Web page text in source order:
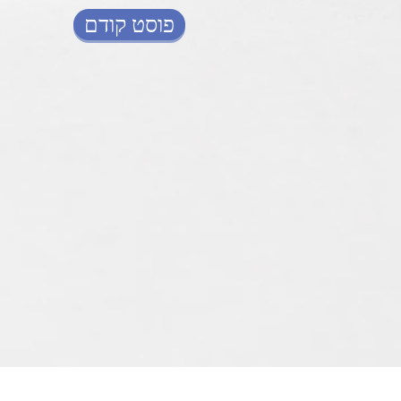
פוסט קודם